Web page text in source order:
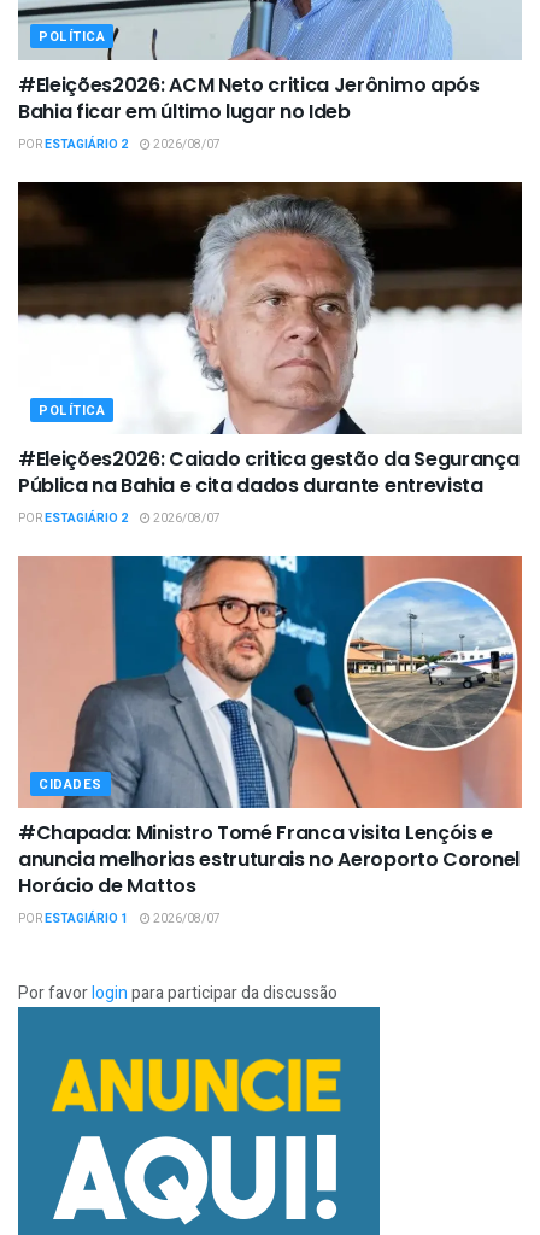
POLÍTICA
#Eleições2026: ACM Neto critica Jerônimo após
Bahia ficar em último lugar no Ideb
PORESTAGIÁRIO 2 2026/08/07
POLÍTICA
#Eleições2026: Caiado critica gestão da Segurança
Pública na Bahia e cita dados durante entrevista
PORESTAGIÁRIO 2 2026/08/07
CIDADES
#Chapada: Ministro Tomé Franca visita Lençóis e
anuncia melhorias estruturais no Aeroporto Coronel
Horácio de Mattos
PORESTAGIÁRIO 1 2026/08/07
Por favorloginpara participar da discussão